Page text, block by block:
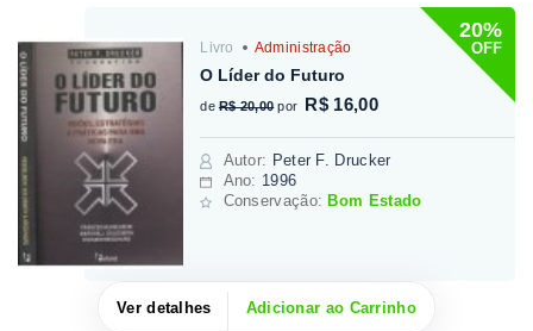
20%
OFF
Livro Administração
O Líder do Futuro
de R$ 20,00 por R$ 16,00
Autor: Peter F. Drucker
Ano: 1996
Conservação: Bom Estado
Ver detalhes Adicionar ao Carrinho